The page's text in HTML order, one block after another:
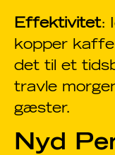
Effektivitet:
kopper
det til et
travle
gæster.
Nyd